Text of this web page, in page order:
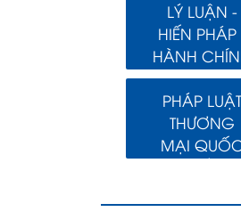
LÝ LUẬN -
HIẾN PHÁP
HÀNH
PHÁP LUẬT
THƯƠNG
MẠI